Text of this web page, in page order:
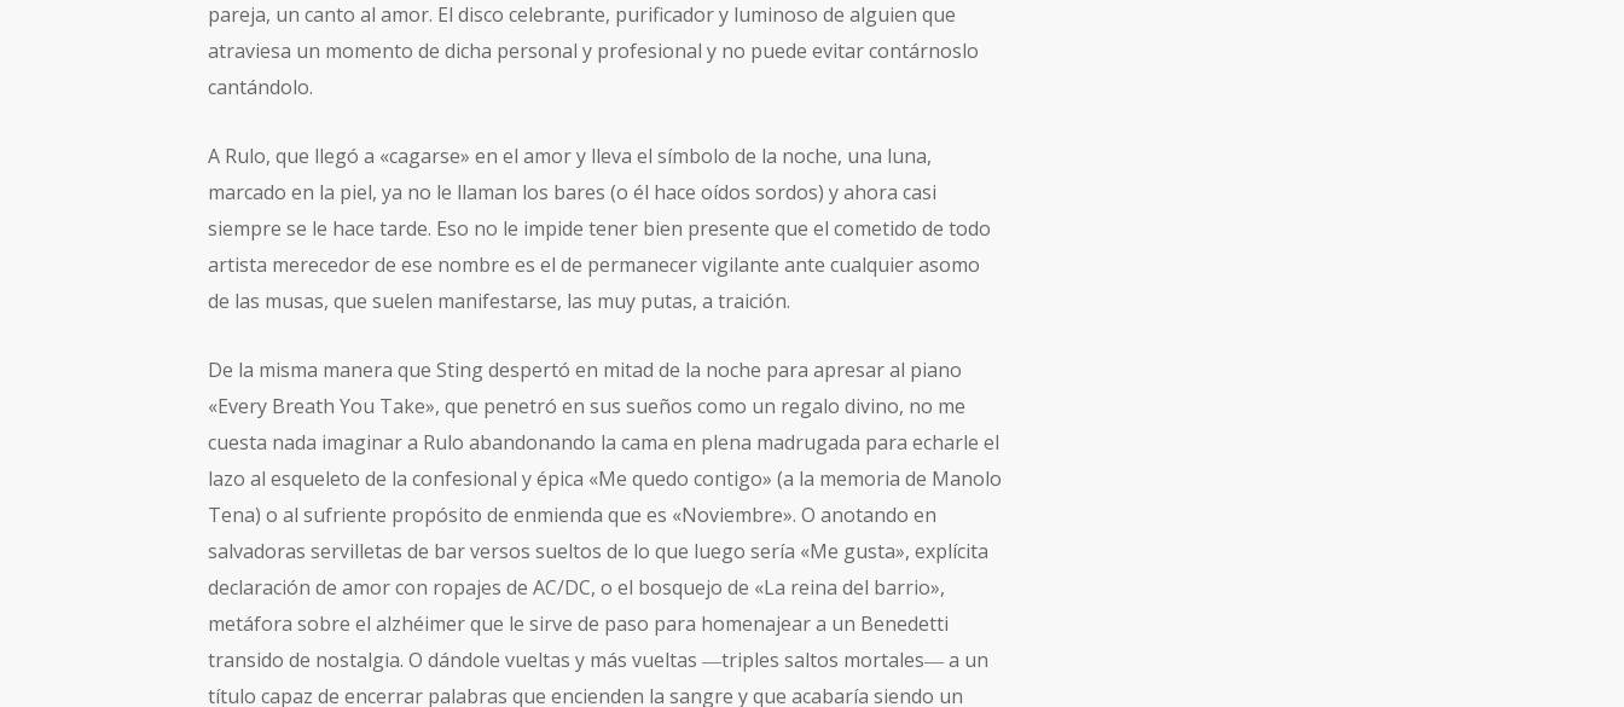
pareja, un canto al amor. El disco celebrante, purificador y luminoso de alguien que
atraviesa un momento de dicha personal y profesional y no puede evitar contárnoslo
cantándolo.
A Rulo, que llegó a «cagarse» en el amor y lleva el símbolo de la noche, una luna,
marcado en la piel, ya no le llaman los bares (o él hace oídos sordos) y ahora casi
siempre se le hace tarde. Eso no le impide tener bien presente que el cometido de todo
artista merecedor de ese nombre es el de permanecer vigilante ante cualquier asomo
de las musas, que suelen manifestarse, las muy putas, a traición.
De la misma manera que Sting despertó en mitad de la noche para apresar al piano
«Every Breath You Take», que penetró en sus sueños como un regalo divino, no me
cuesta nada imaginar a Rulo abandonando la cama en plena madrugada para echarle el
lazo al esqueleto de la confesional y épica «Me quedo contigo» (a la memoria de Manolo
Tena) o al sufriente propósito de enmienda que es «Noviembre». O anotando en
salvadoras servilletas de bar versos sueltos de lo que luego sería «Me gusta», explícita
declaración de amor con ropajes de AC/DC, o el bosquejo de «La reina del barrio»,
metáfora sobre el alzhéimer que le sirve de paso para homenajear a un Benedetti
transido de nostalgia. O dándole vueltas y más vueltas ―triples saltos mortales― a un
título capaz de encerrar palabras que encienden la sangre y que acabaría siendo un